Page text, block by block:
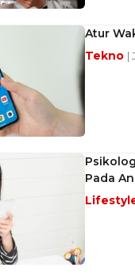
Atur
Tekno |
Pada